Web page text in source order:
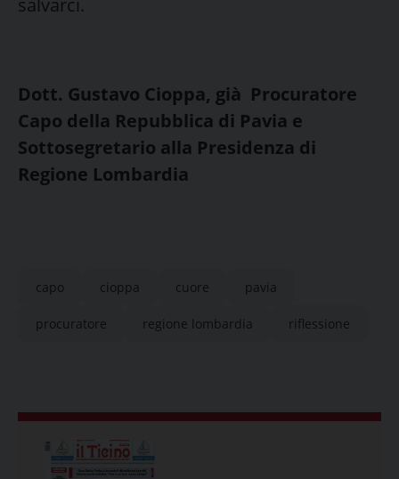
Dott. Gustavo Cioppa, già Procuratore
Capo della Repubblica di Pavia e
Sottosegretario alla Presidenza di
Regione Lombardia
capo cioppa cuore pavia
procuratore regione lombardia riflessione